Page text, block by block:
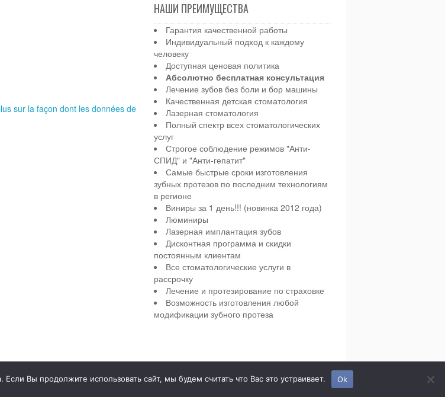
sur la façon dont les données de
НАШИ ПРЕИМУЩЕСТВА
Гарантия качественной работы
Индивидуальный подход к каждому
человеку
Доступная ценовая политика
Абсолютно бесплатная консультация
Лечение зубов без боли и бор машины
Качественная детская стоматология
Лазерная стоматология
Полный спектр всех стоматологических
услуг
Строгое соблюдение режимов "Анти-
СПИД" и "Анти-гепатит"
Самые быстрые сроки изготовления
зубных протезов по последним технологиям
в регионе
Виниры за 1 день!!! (новинка 2012 года)
Люминиры
Лазерная имплантация зубов
Дисконтная программа и скидки
постоянным клиентам
Все стоматологические услуги в
рассрочку
Лечение и протезирование по страховке
Возможность изготовления любой
модификации зубного протеза
Детская и взрослая стоматология в городе Сумы.
Вы продолжите использовать сайт, мы будем считать что Вас это устраивает. Ok